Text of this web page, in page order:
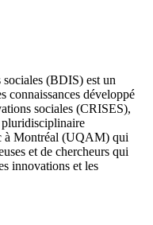
sociales (BDIS) est un
connaissances développé
sociales (CRISES),
pluridisciplinaire
à Montréal (UQAM) qui
et de chercheurs qui
innovations et les